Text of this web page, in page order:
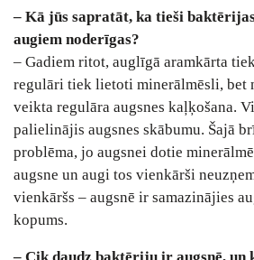
– Kā jūs sapratāt, ka tieši
augiem noderīgas?
– Gadiem ritot, auglīgā aramkārta
regulāri tiek lietoti minerālmēsli, bet
veikta regulāra augsnes kaļķošana.
palielinājis augsnes skābumu. Šajā
problēma, jo augsnei dotie
augsne un augi tos vienkārši
vienkāršs – augsnē ir samazinājies
kopums.